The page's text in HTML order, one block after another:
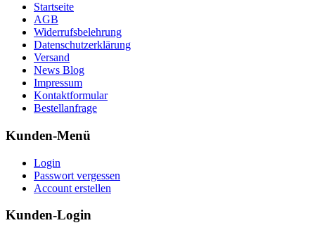
Startseite
AGB
Widerrufsbelehrung
Datenschutzerklärung
Versand
News Blog
Impressum
Kontaktformular
Bestellanfrage
Kunden-Menü
Login
Passwort vergessen
Account erstellen
Kunden-Login